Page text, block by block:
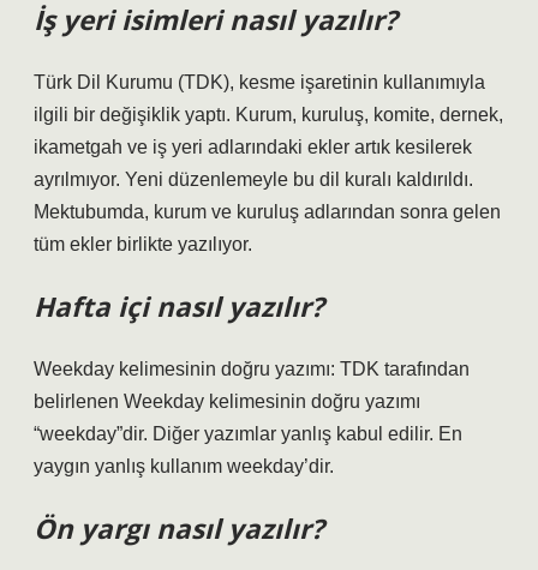
İş yeri isimleri nasıl yazılır?
Türk Dil Kurumu (TDK), kesme işaretinin kullanımıyla
ilgili bir değişiklik yaptı. Kurum, kuruluş, komite, dernek,
ikametgah ve iş yeri adlarındaki ekler artık kesilerek
ayrılmıyor. Yeni düzenlemeyle bu dil kuralı kaldırıldı.
Mektubumda, kurum ve kuruluş adlarından sonra gelen
tüm ekler birlikte yazılıyor.
Hafta içi nasıl yazılır?
Weekday kelimesinin doğru yazımı: TDK tarafından
belirlenen Weekday kelimesinin doğru yazımı
“weekday”dir. Diğer yazımlar yanlış kabul edilir. En
yaygın yanlış kullanım weekday’dir.
Ön yargı nasıl yazılır?